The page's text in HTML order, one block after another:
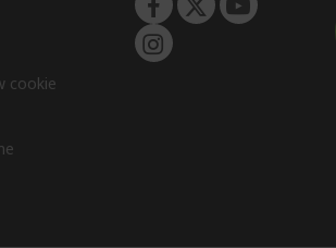
cookie